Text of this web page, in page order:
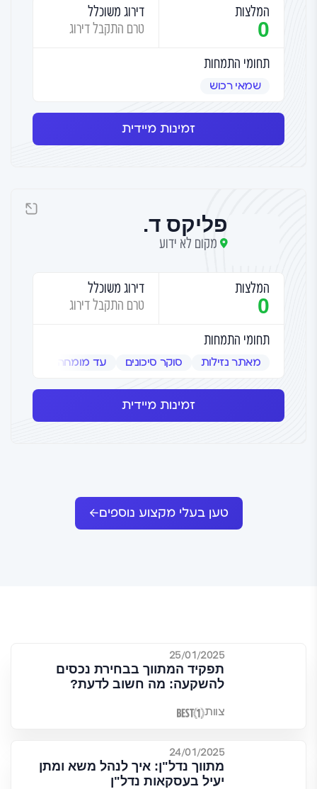
המלצות
0
דירוג משוכלל
טרם התקבל דירוג
תחומי התמחות
שמאי רכוש
זמינות מיידית
פליקס ד.
מקום לא ידוע
המלצות
0
דירוג משוכלל
טרם התקבל דירוג
תחומי התמחות
מאתר נזילות סוקר סיכונים עד מומחה
זמינות מיידית
טען בעלי מקצוע נוספים
25/01/2025
תפקיד המתווך בבחירת נכסים
להשקעה: מה חשוב לדעת?
צוות
24/01/2025
מתווך נדל"ן: איך לנהל משא ומתן
יעיל בעסקאות נדל"ן